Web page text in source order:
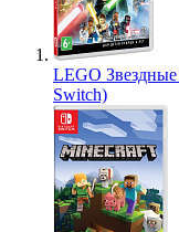
LEGO
Switch)